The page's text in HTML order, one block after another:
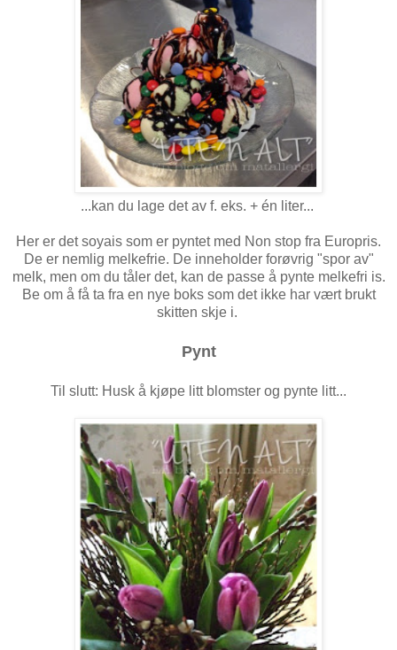
...kan du lage det av f. eks. + én liter...
Her er det soyais som er pyntet med Non stop fra Europris.
De er nemlig melkefrie. De inneholder forøvrig "spor av"
melk, men om du tåler det, kan de passe å pynte melkefri is.
Be om å få ta fra en nye boks som det ikke har vært brukt
skitten skje i.
Pynt
Til slutt: Husk å kjøpe litt blomster og pynte litt...